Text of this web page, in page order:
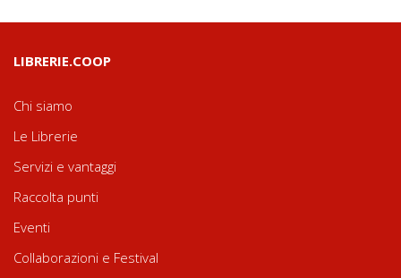
LIBRERIE.COOP
Chi siamo
Le Librerie
Servizi e vantaggi
Raccolta punti
Eventi
Collaborazioni e Festival